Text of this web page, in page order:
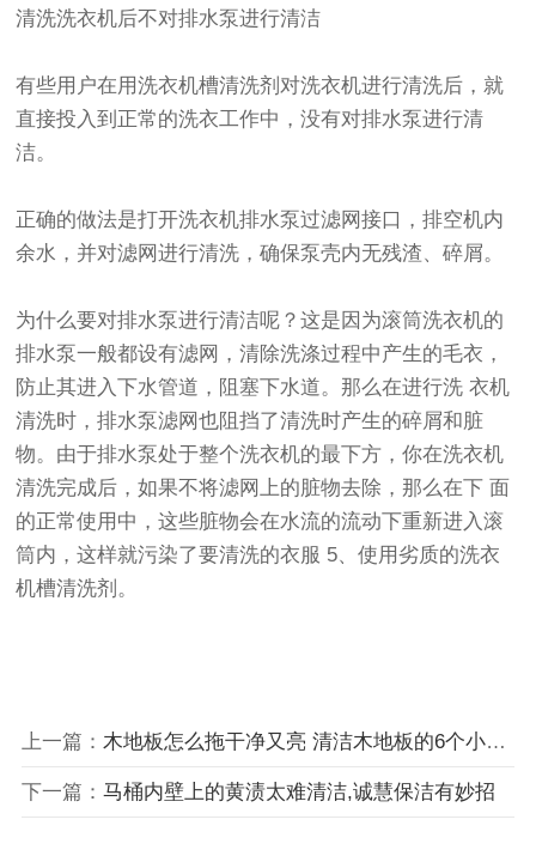
清洗洗衣机后不对排水泵进行清洁
有些用户在用洗衣机槽清洗剂对洗衣机进行清洗后，就
直接投入到正常的洗衣工作中，没有对排水泵进行清
洁。
正确的做法是打开洗衣机排水泵过滤网接口，排空机内
余水，并对滤网进行清洗，确保泵壳内无残渣、碎屑。
为什么要对排水泵进行清洁呢？这是因为滚筒洗衣机的
排水泵一般都设有滤网，清除洗涤过程中产生的毛衣，
防止其进入下水管道，阻塞下水道。那么在进行洗 衣机
清洗时，排水泵滤网也阻挡了清洗时产生的碎屑和脏
物。由于排水泵处于整个洗衣机的最下方，你在洗衣机
清洗完成后，如果不将滤网上的脏物去除，那么在下 面
的正常使用中，这些脏物会在水流的流动下重新进入滚
筒内，这样就污染了要清洗的衣服 5、使用劣质的洗衣
机槽清洗剂。
上一篇： 木地板怎么拖干净又亮 清洁木地板的6个小妙招
下一篇： 马桶内壁上的黄渍太难清洁,诚慧保洁有妙招